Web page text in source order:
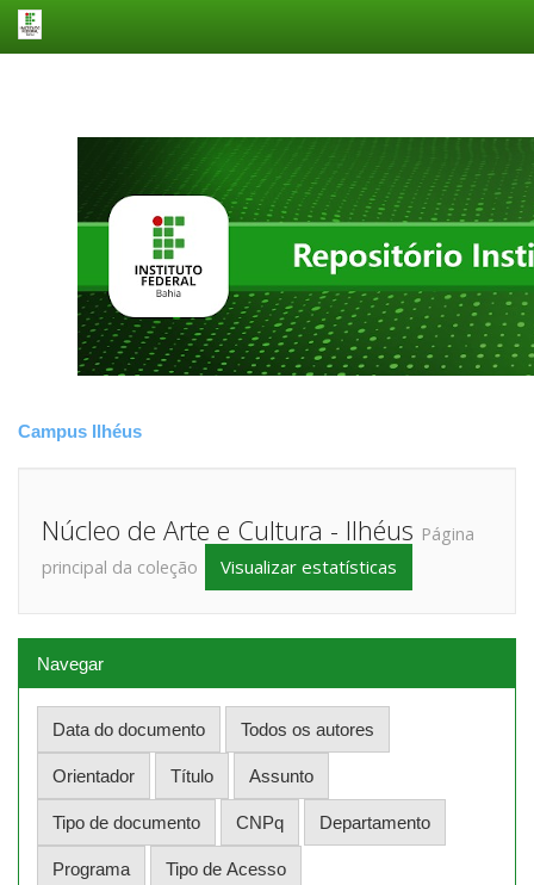
Campus Ilhéus
Núcleo de Arte e Cultura - Ilhéus Página
principal da coleção
Visualizar estatísticas
Navegar